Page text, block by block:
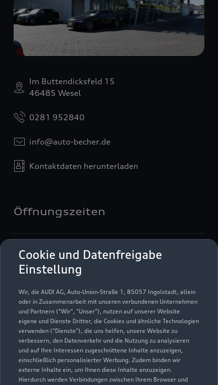
Cookie und Datenfreigabe
Einstellung
Wir, die AUDI AG, Auto-Union-Straße 1, 85057 Ingolstadt, allein
oder in Zusammenarbeit mit unseren verbundenen Unternehmen
und Partnern ("Wir", "Unser"), nutzen auf unserer Website
eigene und Dienste Dritter, die Cookies und ähnliche Technologien
verwenden ("Dienste"), die uns helfen, unsere Website zu
verbessern, den Datenverkehr und die Nutzung zu analysieren
und auf Ihre Interessen zugeschnittene Inhalte anzuzeigen,
einschließlich personalisierter Werbung. Zudem binden wir
externe Inhalte ein, um Ihnen diese Inhalte anzuzeigen.
Hierdurch werden Verbindungen zwischen Ihrem Browser und
Im Buttendicksfeld 15
46485 Wesel
0281 952840
info@auto-becher.de
Kontaktdaten herunterladen
Öffnungszeiten
Geöffnet bis 18:00
Geöffnet bis 17:00
Teile- & Zubehörverkauf
Geöffnet bis17:30